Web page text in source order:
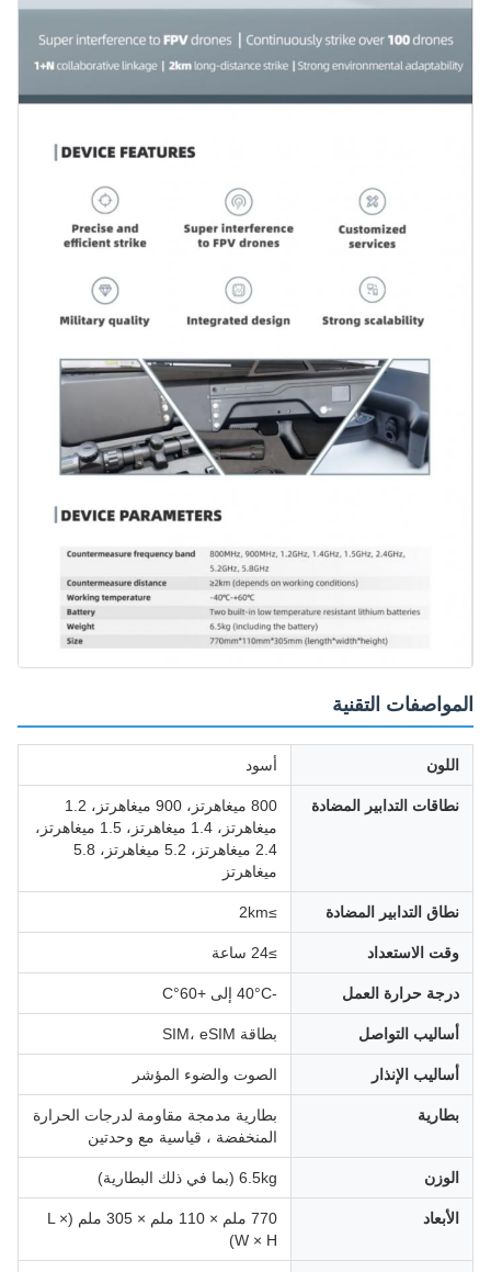
المواصفات التقنية
اللون أسود
نطاقات التدابير المضادة
800 ميغاهرتز، 900 ميغاهرتز، 1.2
ميغاهرتز، 1.4 ميغاهرتز، 1.5 ميغاهرتز،
2.4 ميغاهرتز، 5.2 ميغاهرتز، 5.8
ميغاهرتز
نطاق التدابير المضادة ≥2km
وقت الاستعداد ≥24 ساعة
درجة حرارة العمل
أساليب التواصل بطاقة SIM، eSIM
أساليب الإنذار الصوت والضوء المؤشر
بطارية
بطارية مدمجة مقاومة لدرجات الحرارة
المنخفضة ، قياسية مع وحدتين
الوزن 6.5kg (بما في ذلك البطارية)
الأبعاد
770 ملم × 110 ملم × 305 ملم (L ×
W × H)